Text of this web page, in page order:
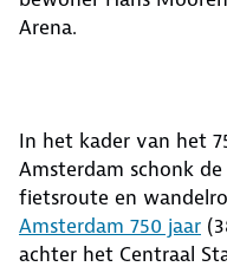
Arena.
In het kader van het
Amsterdam schonk
fietsroute en
Amsterdam 750 jaar
achter het Centraal